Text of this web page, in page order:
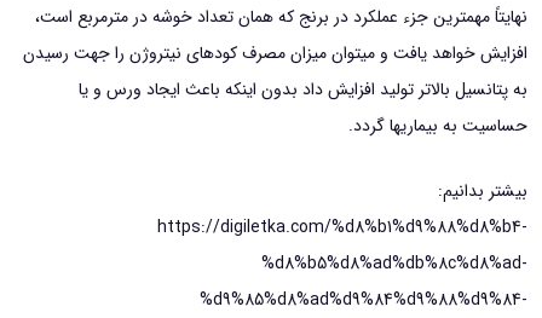
نهايتاً مهمترين جزء عملكرد در برنج كه همان تعداد خوشه در مترمربع است،
افزايش خواهد يافت و میتوان ميزان مصرف كودهای نيتروژن را جهت رسيدن
به پتانسيل بالاتر توليد افزايش داد بدون اينكه باعث ايجاد ورس و يا
حساسيت به بيماریها گردد.
بیشتر بدانیم:
https://digiletka.com/%d8%b1%d9%88%d8%b4-
%d8%b5%d8%ad%db%8c%d8%ad-
%d9%85%d8%ad%d9%84%d9%88%d9%84-